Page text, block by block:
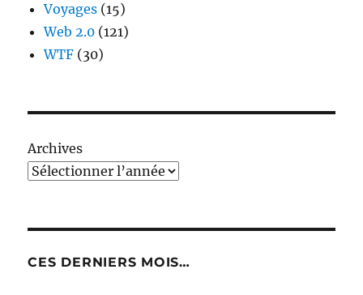
Voyages (15)
Web 2.0 (121)
WTF (30)
Archives
CES DERNIERS MOIS…